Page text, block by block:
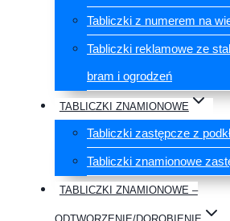
Tabliczki z numerem na
Tabliczki reklamowe ze
bram i ogrodzeń
TABLICZKI ZNAMIONOWE
Tabliczki zastępcze z
Tabliczki znamionowe
TABLICZKI ZNAMIONOWE –